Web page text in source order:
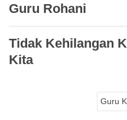
Guru Rohani
Tidak Kehilangan
Kita
Guru